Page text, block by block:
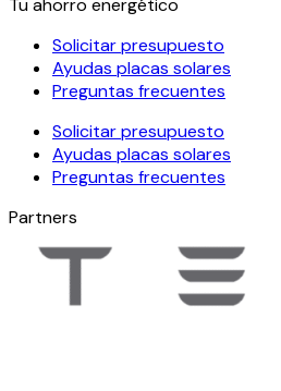
Tu ahorro energético
Solicitar presupuesto
Ayudas placas solares
Preguntas frecuentes
Solicitar presupuesto
Ayudas placas solares
Preguntas frecuentes
Partners